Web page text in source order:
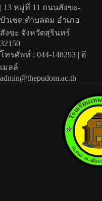
| 13 หมู่ที่ 11 ถนนสังขะ-
บัวเชด ตำบลดม อำเภอ
สังขะ จังหวัดสุรินทร์
32150
โทรศัพท์ : 044-148293 | อี
เมลล์
admin@thepudom.ac.th